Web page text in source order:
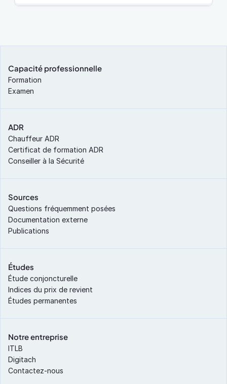
Capacité professionnelle
Formation
Examen
ADR
Chauffeur ADR
Certificat de formation ADR
Conseiller à la Sécurité
Sources
Questions fréquemment posées
Documentation externe
Publications
Études
Étude conjoncturelle
Indices du prix de revient
Études permanentes
Notre entreprise
ITLB
Digitach
Contactez-nous